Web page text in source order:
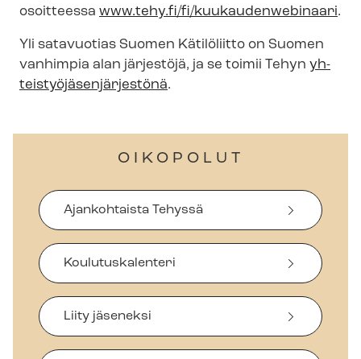
osoitteessa www.tehy.fi/fi/kuukaudenwebinaari.
Yli satavuotias Suomen Kätilöliitto on Suomen
vanhimpia alan järjestöjä, ja se toimii Tehyn yh­
teis­työ­jä­sen­jär­jes­tö­nä.
OIKOPOLUT
Ajankohtaista Tehyssä
Koulutuskalenteri
Liity jäseneksi